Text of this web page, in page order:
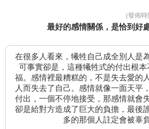
(發佈時
最好的感情關係，是恰到好
在很多人看來，犧牲自己成全別人是
可事實卻是，這種犧牲式的付出根
福。感情裡最糟糕的，不是失去愛的
人而失去了自己。感情就像一面天平
付出，一個不停地接受，那感情就會
卻是給對方造成了巨大的負擔，最後
多的那個人註定會被辜負